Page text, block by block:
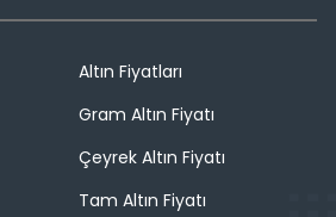
Altın Fiyatları
Gram Altın Fiyatı
Çeyrek Altın Fiyatı
Tam Altın Fiyatı